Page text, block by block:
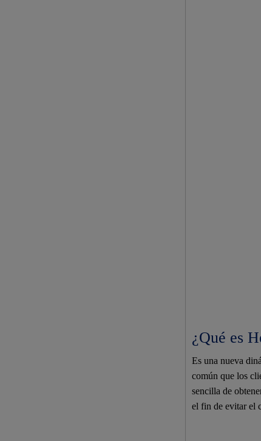
¿Qué es
Es una nueva
común que los
sencilla de
el fin de evitar el